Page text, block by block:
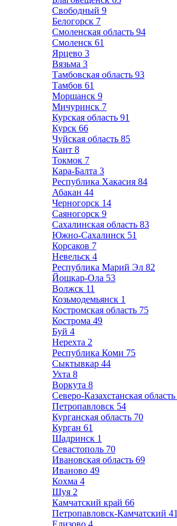
Свободный 9
Белогорск 7
Смоленская область 94
Смоленск 61
Ярцево 3
Вязьма 3
Тамбовская область 93
Тамбов 61
Моршанск 9
Мичуринск 7
Курская область 91
Курск 66
Чуйская область 85
Кант 8
Токмок 7
Кара-Балта 3
Республика Хакасия 84
Абакан 44
Черногорск 14
Саяногорск 9
Сахалинская область 83
Южно-Сахалинск 51
Корсаков 7
Невельск 4
Республика Марий Эл 82
Йошкар-Ола 53
Волжск 11
Козьмодемьянск 1
Костромская область 75
Кострома 49
Буй 4
Нерехта 2
Республика Коми 75
Сыктывкар 44
Ухта 8
Воркута 8
Северо-Казахстанская область
Петропавловск 54
Курганская область 70
Курган 61
Шадринск 1
Севастополь 70
Ивановская область 69
Иваново 49
Кохма 4
Шуя 2
Камчатский край 66
Петропавловск-Камчатский 41
Елизово 4